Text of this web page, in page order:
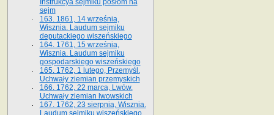
Instrukcya sejmiku posłom na
sejm
163. 1861, 14 września,
Wisznia. Laudum sejmiku
deputackiego wiszeńskiego
164. 1761, 15 września,
Wisznia. Laudum sejmiku
gospodarskiego wiszeńskiego
165. 1762, 1 lutego, Przemyśl.
Uchwały ziemian przemyskich
166. 1762, 22 marca, Lwów.
Uchwały ziemian lwowskich
167. 1762, 23 sierpnia, Wisznia.
Laudum sejmiku wiszeńskiego